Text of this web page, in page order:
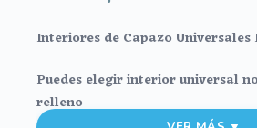
Interiores de Capazo Universales
Puedes elegir interior universal
relleno